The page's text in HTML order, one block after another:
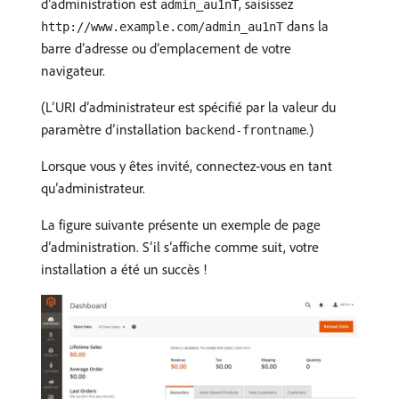
d’administration est admin_au1nT, saisissez
http://www.example.com/admin_au1nTdans la
barre d’adresse ou d’emplacement de votre
navigateur.
(L’URI d’administrateur est spécifié par la valeur du
paramètre d’installation backend-frontname.)
Lorsque vous y êtes invité, connectez-vous en tant
qu’administrateur.
La figure suivante présente un exemple de page
d’administration. S’il s’affiche comme suit, votre
installation a été un succès !